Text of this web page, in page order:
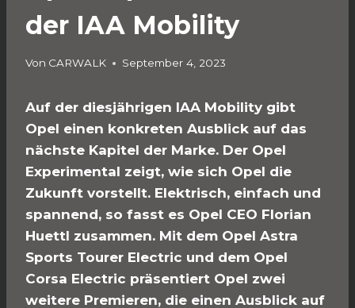
der IAA Mobility
Von CARWALK September 4, 2023
Auf der diesjährigen IAA Mobility gibt
Opel einen konkreten Ausblick auf das
nächste Kapitel der Marke. Der Opel
Experimental zeigt, wie sich Opel die
Zukunft vorstellt. Elektrisch, einfach und
spannend, so fasst es Opel CEO Florian
Huettl zusammen. Mit dem Opel Astra
Sports Tourer Electric und dem Opel
Corsa Electric präsentiert Opel zwei
weitere Premieren, die einen Ausblick auf